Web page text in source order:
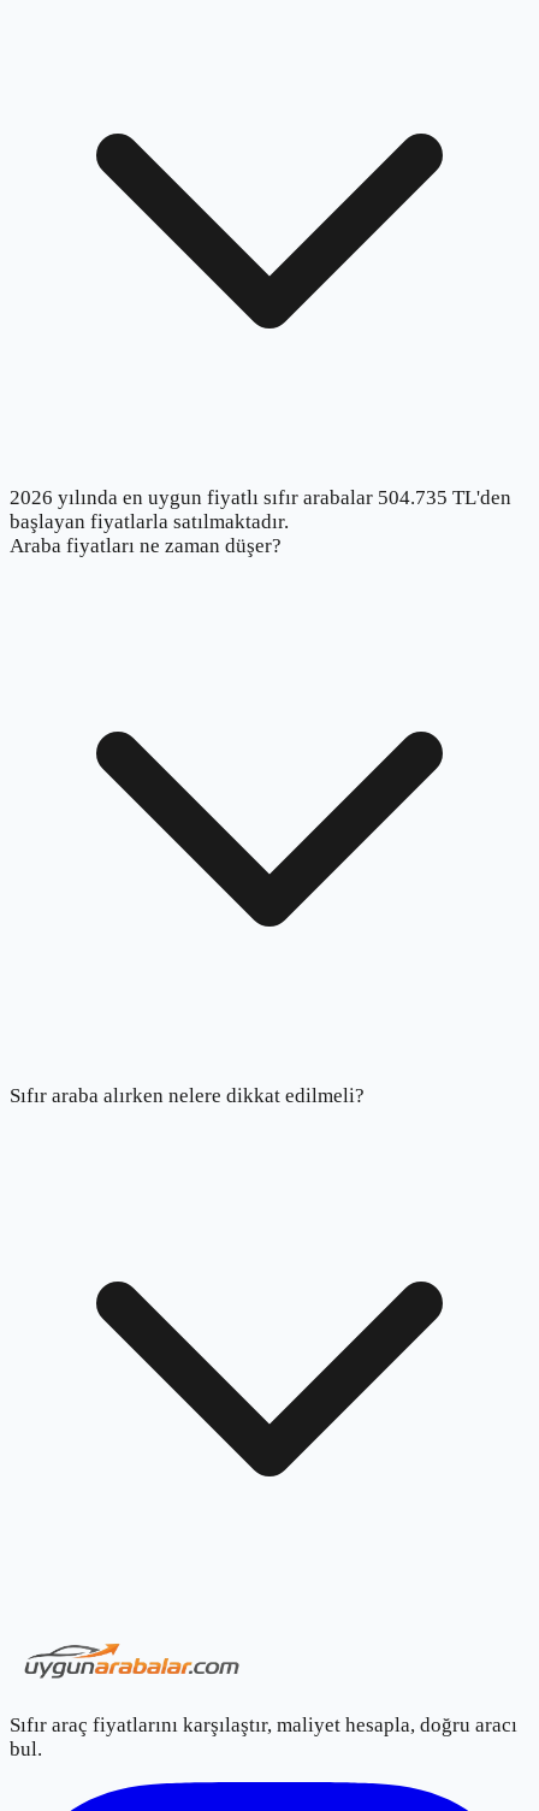
2026 yılında en uygun fiyatlı sıfır arabalar 504.735 TL'den
başlayan fiyatlarla satılmaktadır.
Araba fiyatları ne zaman düşer?
Sıfır araba alırken nelere dikkat edilmeli?
Sıfır araç fiyatlarını karşılaştır, maliyet hesapla, doğru aracı
bul.